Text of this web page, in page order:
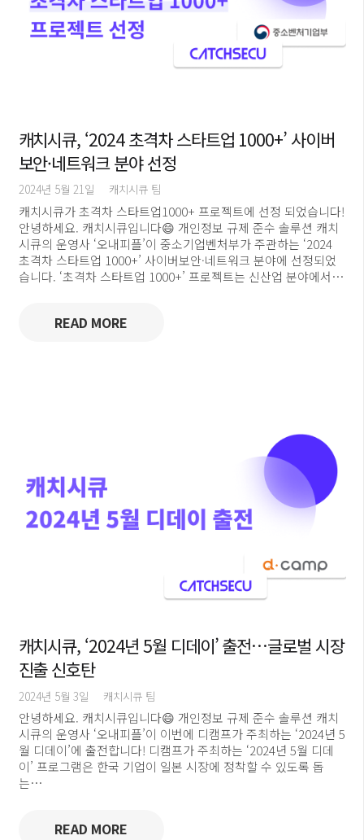
캐치시큐, ‘2024 초격차 스타트업 1000+’ 사이버
보안·네트워크 분야 선정
2024년 5월 21일 캐치시큐 팀
캐치시큐가 초격차 스타트업1000+ 프로젝트에 선정 되었습니다!
안녕하세요. 캐치시큐입니다😄 개인정보 규제 준수 솔루션 캐치
시큐의 운영사 ‘오내피플’이 중소기업벤처부가 주관하는 ‘2024
초격차 스타트업 1000+’ 사이버보안·네트워크 분야에 선정되었
습니다. ‘초격차 스타트업 1000+’ 프로젝트는 신산업 분야에서…
READ MORE
캐치시큐, ‘2024년 5월 디데이’ 출전…글로벌 시장
진출 신호탄
2024년 5월 3일 캐치시큐 팀
안녕하세요. 캐치시큐입니다😄 개인정보 규제 준수 솔루션 캐치
시큐의 운영사 ‘오내피플’이 이번에 디캠프가 주최하는 ‘2024년 5
월 디데이’에 출전합니다! 디캠프가 주최하는 ‘2024년 5월 디데
이’ 프로그램은 한국 기업이 일본 시장에 정착할 수 있도록 돕
는…
READ MORE